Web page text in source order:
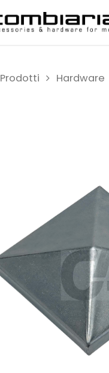
Prodotti Hardware